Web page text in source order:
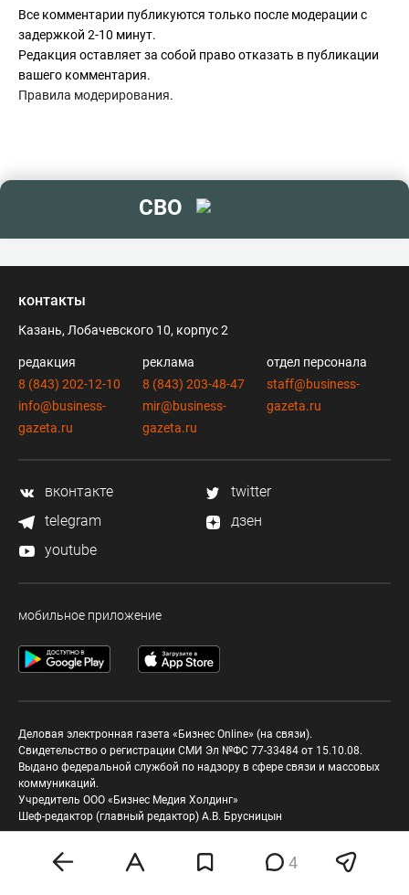
Все комментарии публикуются только после модерации с
задержкой 2-10 минут.
Редакция оставляет за собой право отказать в публикации
вашего комментария.
Правила модерирования.
4
СВО
контакты
Казань, Лобачевского 10, корпус 2
редакция
8 (843) 202-12-10
info@business-
gazeta.ru
реклама
8 (843) 203-48-47
mir@business-
gazeta.ru
отдел персонала
staff@business-
gazeta.ru
вконтакте
twitter
telegram
дзен
youtube
мобильное приложение
Деловая электронная газета «Бизнес Online» (на связи).
Свидетельство о регистрации СМИ Эл №ФС 77-33484 от 15.10.08.
Выдано федеральной службой по надзору в сфере связи и массовых
коммуникаций.
Учредитель ООО «Бизнес Медия Холдинг»
Шеф-редактор (главный редактор) А.В. Брусницын
Политика о персональных данных